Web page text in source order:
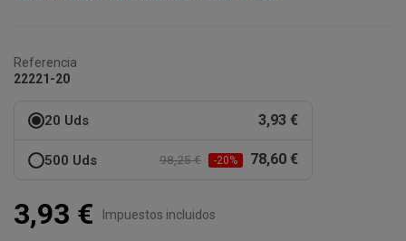
Referencia
22221-20
20 Uds 3,93 €
500 Uds 98,25 € -20% 78,60 €
3,93 € Impuestos incluidos